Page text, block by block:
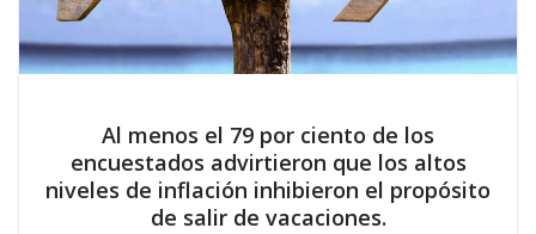
Al menos el 79 por ciento de los
encuestados advirtieron que los altos
niveles de inflación inhibieron el propósito
de salir de vacaciones.